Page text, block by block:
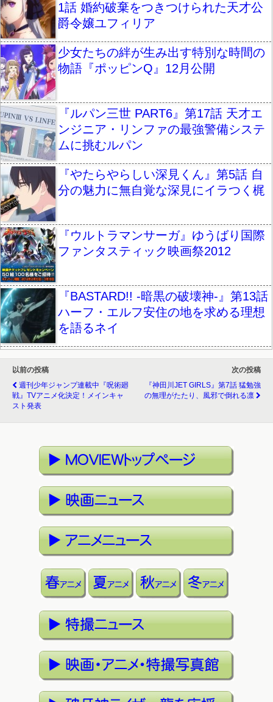
1話 婚約破棄をつきつけられた天才公
爵令嬢ユフィリア
少女たちの絆が生み出す特別な時間の
物語『ポッピンQ』12月公開
『ルパン三世 PART6』第17話 天才エ
ンジニア・リンファの最強警備システ
ムに挑むルパン
『やたらやらしい深見くん』第5話 自
分の魅力に無自覚な深見にイラつく梶
『ウルトラマンサーガ』ゆうばり国際
ファンタスティック映画祭2012
『BASTARD!! -暗黒の破壊神-』第13話
ハーフ・エルフ安住の地を求める理想
を語るネイ
以前の投稿
週刊少年ジャンプ連載中『呪術廻
戦』TVアニメ化決定！メインキャ
スト発表
次の投稿
『神田川JET GIRLS』第7話 猛勉強
の無理がたたり、風邪で倒れる凛